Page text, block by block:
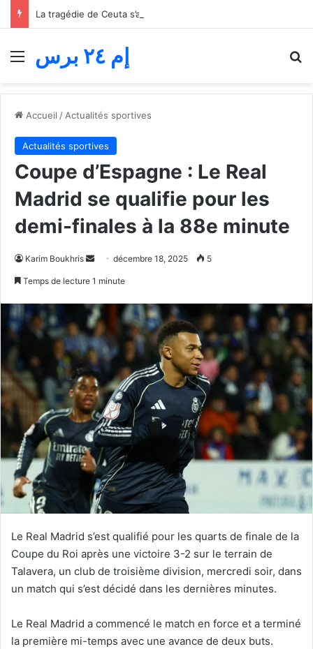
Menu إم ٢٤ برس
Accueil / Actualités sportives
Actualités sportives
Coupe d’Espagne : Le Real
Madrid se qualifie pour les
demi-finales à la 88e minute
Karim Boukhris
Envoyerdécembre 18, 2025 5
Temps de lecture 1 minute
Le Real Madrid s’est qualifié pour les quarts de finale de la
Coupe du Roi après une victoire 3-2 sur le terrain de
Talavera, un club de troisième division, mercredi soir, dans
un match qui s’est décidé dans les dernières minutes.
Le Real Madrid a commencé le match en force et a terminé
la première mi-temps avec une avance de deux buts.